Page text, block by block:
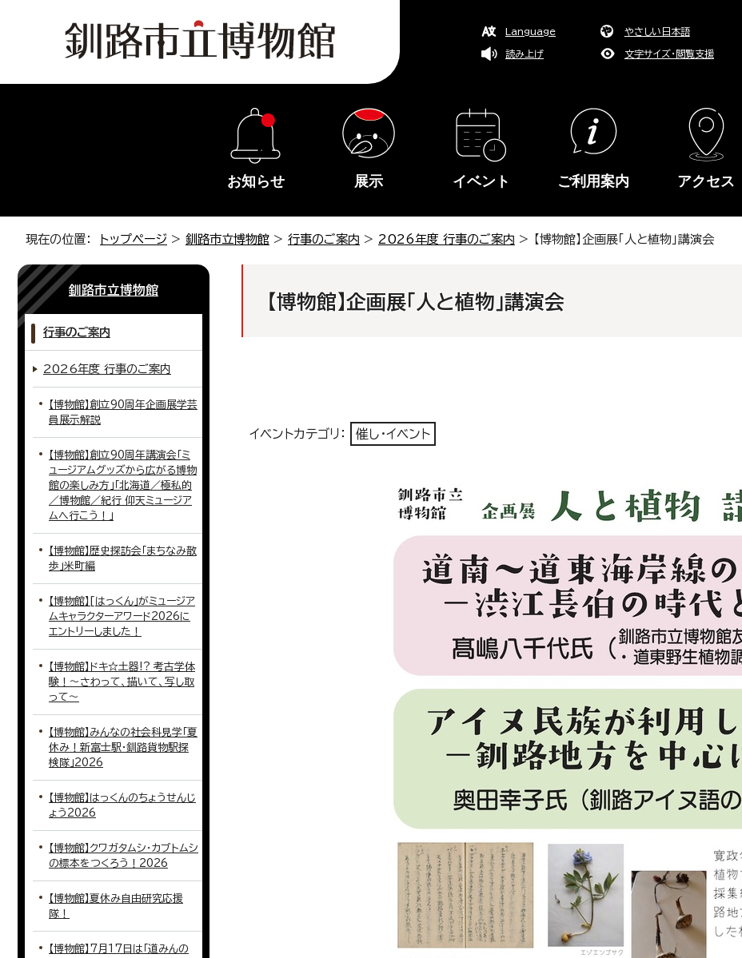
Language やさしい日本語
読み上げ 文字サイズ・閲覧支援
お知らせ 展示 イベント ご利用案内 アクセス
現在の位置： トップページ > 釧路市立博物館 > 行事のご案内 > 2026年度 行事のご案内 > 【博物館】企画展「人と植物」講演会
【博物館】企画展「人と植物」講演会
イベントカテゴリ： 催し・イベント
釧路市立博物館
行事のご案内
2026年度 行事のご案内
【博物館】創立90周年企画展学芸
員展示解説
【博物館】創立90周年講演会「ミ
ュージアムグッズから広がる博物
館の楽しみ方」「北海道／極私的
／博物館／紀行 仰天ミュージア
ムへ行こう！」
【博物館】歴史探訪会「まちなみ散
歩」米町編
【博物館】[はっくん」がミュージア
ムキャラクターアワード2026に
エントリーしました！
【博物館】ドキ☆土器!? 考古学体
験！～さわって、描いて、写し取
って～
【博物館】みんなの社会科見学「夏
休み！新富士駅・釧路貨物駅探
検隊」2026
【博物館】はっくんのちょうせんじ
ょう2026
【博物館】クワガタムシ・カブトムシ
の標本をつくろう！2026
【博物館】夏休み自由研究応援
隊！
【博物館】7月17日は「道みんの